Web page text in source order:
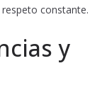
constante.
y